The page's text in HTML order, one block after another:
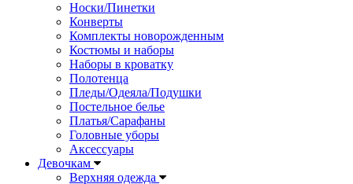
Носки/Пинетки
Конверты
Комплекты новорожденным
Костюмы и наборы
Наборы в кроватку
Полотенца
Пледы/Одеяла/Подушки
Постельное белье
Платья/Сарафаны
Головные уборы
Аксессуары
Девочкам
Верхняя одежда